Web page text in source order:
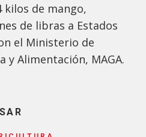
kilos de mango,
de libras a Estados
el Ministerio de
y Alimentación, MAGA.